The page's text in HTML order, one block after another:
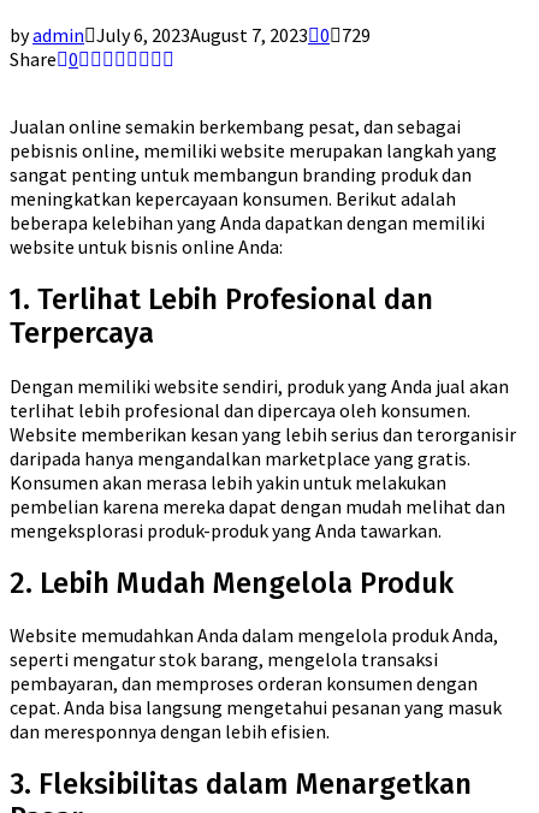
byadmin July 6, 2023August 7, 2023 0 729
Share 0
Jualan online semakin berkembang pesat, dan sebagai
pebisnis online, memiliki website merupakan langkah yang
sangat penting untuk membangun branding produk dan
meningkatkan kepercayaan konsumen. Berikut adalah
beberapa kelebihan yang Anda dapatkan dengan memiliki
website untuk bisnis online Anda:
1. Terlihat Lebih Profesional dan
Terpercaya
Dengan memiliki website sendiri, produk yang Anda jual akan
terlihat lebih profesional dan dipercaya oleh konsumen.
Website memberikan kesan yang lebih serius dan terorganisir
daripada hanya mengandalkan marketplace yang gratis.
Konsumen akan merasa lebih yakin untuk melakukan
pembelian karena mereka dapat dengan mudah melihat dan
mengeksplorasi produk-produk yang Anda tawarkan.
2. Lebih Mudah Mengelola Produk
Website memudahkan Anda dalam mengelola produk Anda,
seperti mengatur stok barang, mengelola transaksi
pembayaran, dan memproses orderan konsumen dengan
cepat. Anda bisa langsung mengetahui pesanan yang masuk
dan meresponnya dengan lebih efisien.
3. Fleksibilitas dalam Menargetkan